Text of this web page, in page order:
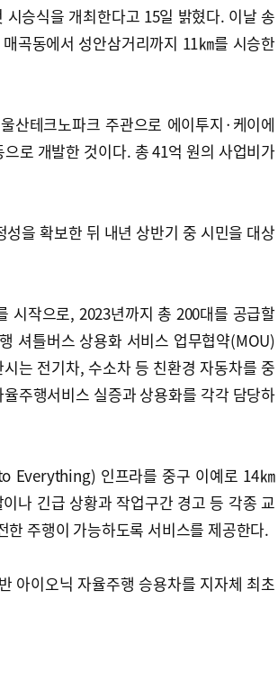
승식을 개최한다고 15일 밝혔다. 이날 송
곡동에서 성안삼거리까지 11㎞를 시승한
산테크노파크 주관으로 에이투지·케이에
로 개발한 것이다. 총 41억 원의 사업비가
을 확보한 뒤 내년 상반기 중 시민을 대상
시작으로, 2023년까지 총 200대를 공급할
셔틀버스 상용화 서비스 업무협약(MOU)
는 전기차, 수소차 등 친환경 자동차를 중
주행서비스 실증과 상용화를 각각 담당하
Everything) 인프라를 중구 이예로 14㎞
나 긴급 상황과 작업구간 경고 등 각종 교
주행이 가능하도록 서비스를 제공한다.
아이오닉 자율주행 승용차를 지자체 최초